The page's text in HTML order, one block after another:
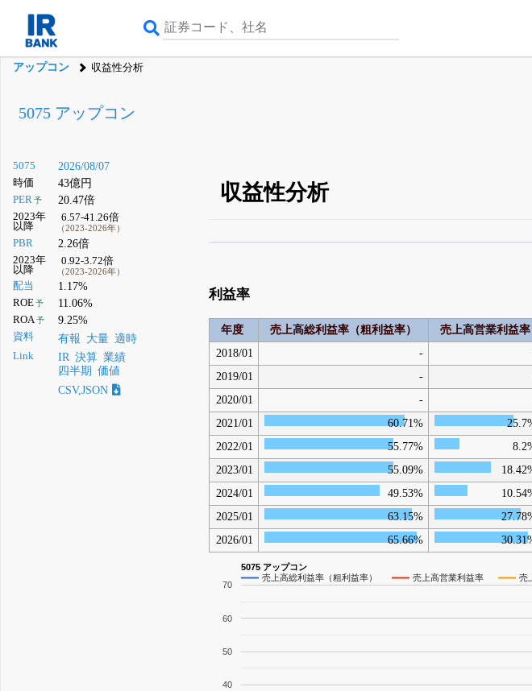
アップコン 収益性分析
5075 アップコン
5075 2026/08/07
時価 43億円
PER予 20.47倍
2023年
以降
6.57-41.26倍
（2023-2026年）
PBR 2.26倍
2023年
以降
0.92-3.72倍
（2023-2026年）
配当 1.17%
ROE予 11.06%
ROA予 9.25%
資料 有報 大量 適時
Link IR 決算 業績
四半期
価値
CSV,JSON
収益性分析
登録すると永久30%OFFと米株版の先行利用
利益率
年度 売上高総利益率（粗利益率） 売上高営業利益率
2018/01
-
2019/01
-
2020/01
-
2021/01
60.71%
2022/01
55.77%
2023/01
55.09%
2024/01
49.53%
2025/01
63.15%
2026/01
65.66%
5075 アップコン
売上高総利益率（粗利益率）
売上高営業利益率 売
40
50
60
70